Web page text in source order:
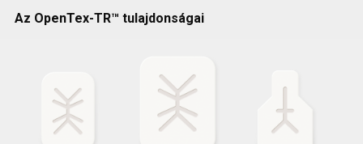
Az OpenTex-TR™ tulajdonságai